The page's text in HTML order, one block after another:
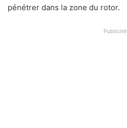
pénétrer dans la zone du rotor.
Publicité